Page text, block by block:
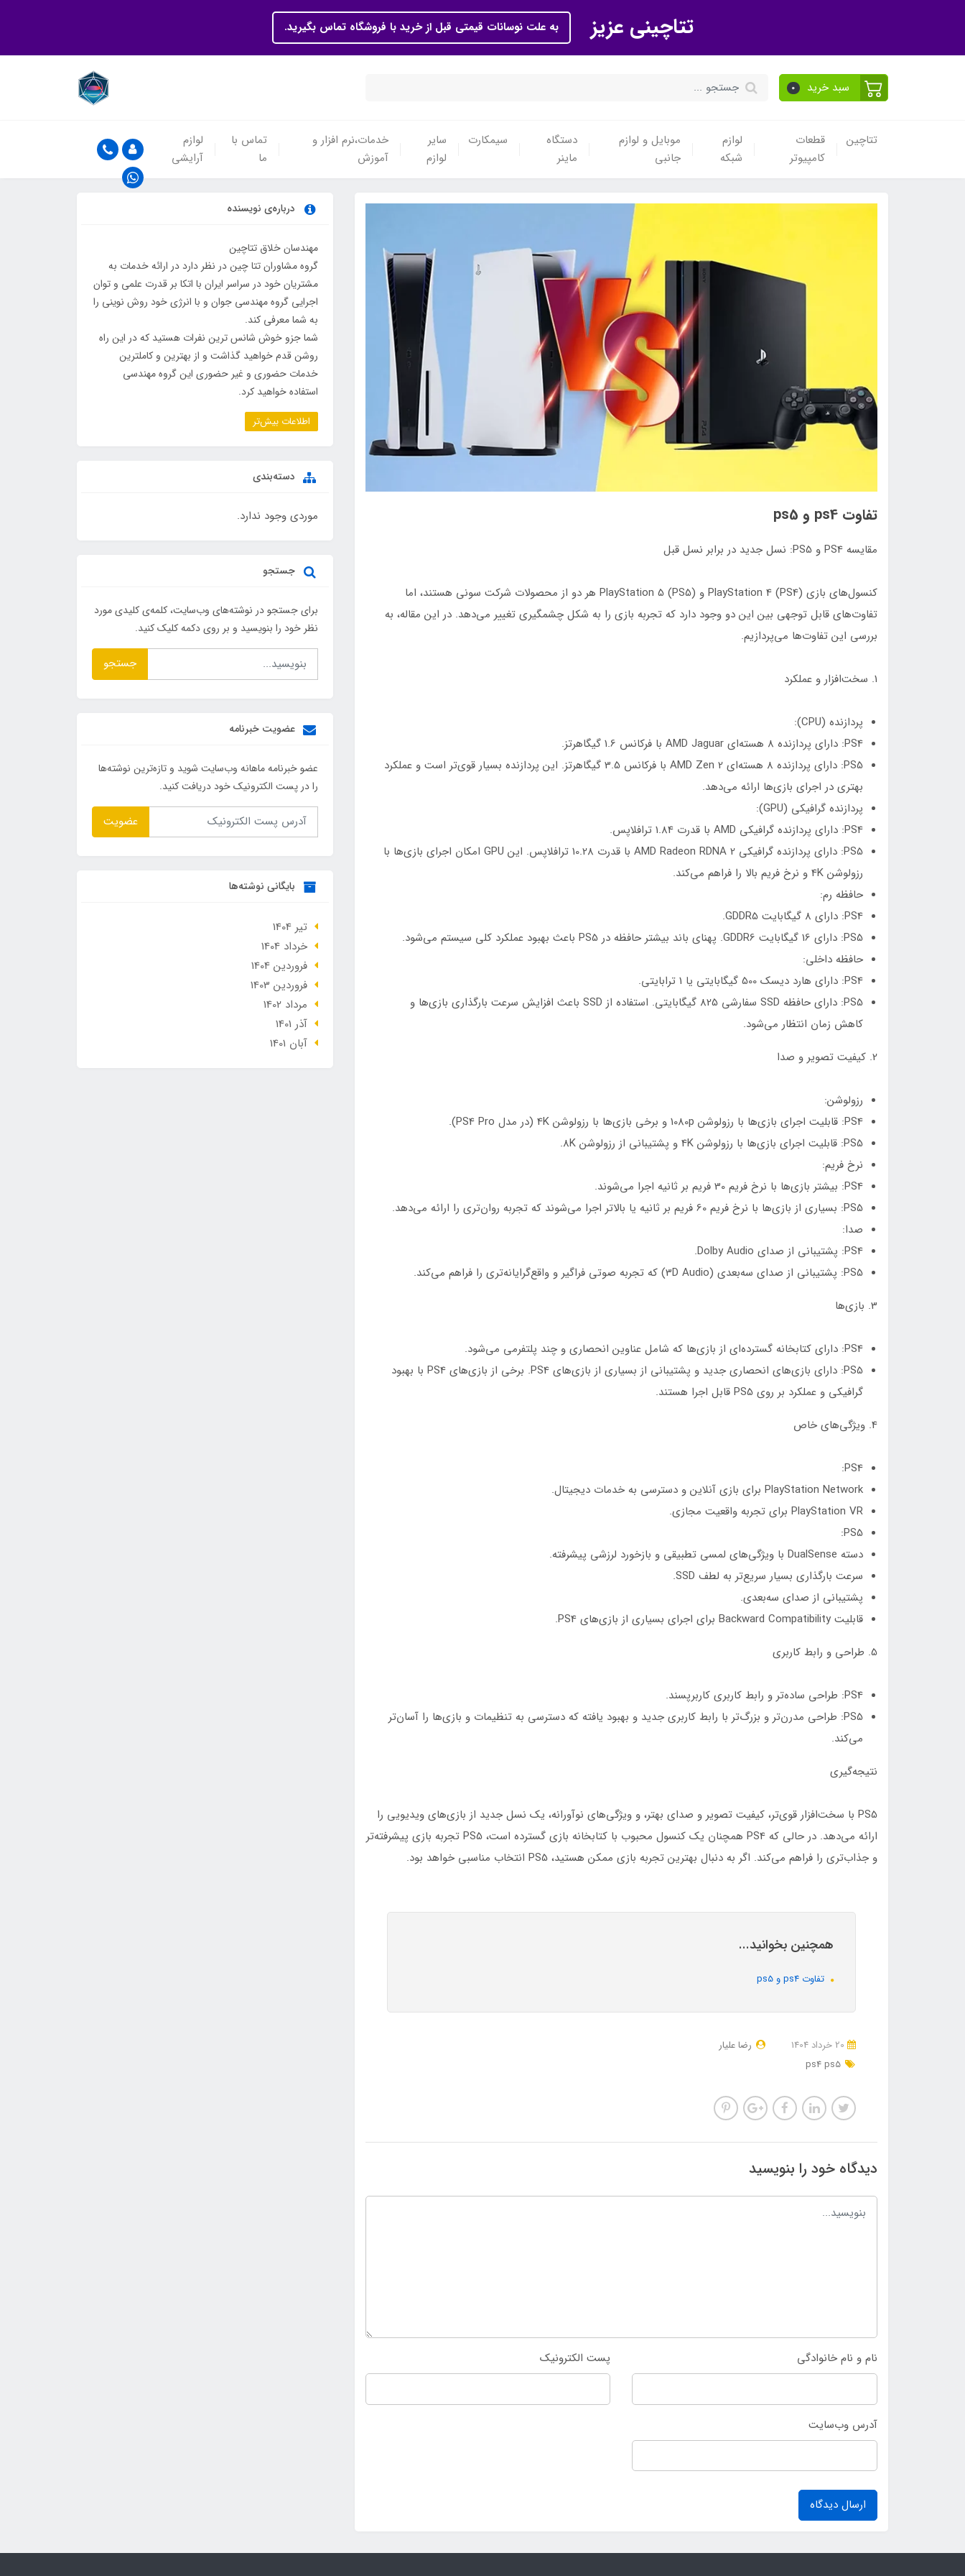
تتاچینی عزیز به علت نوسانات قیمتی قبل از خرید با فروشگاه تماس بگیرید.
سبد خرید 0
تتاچین
قطعات
کامپیوتر
لوازم
شبکه
موبایل و لوازم
جانبی
دستگاه
ماینر
سیمکارت
سایر
لوازم
خدمات،نرم افزار و
آموزش
تماس با
ما
لوازم
آرایشی
تفاوت ps4 و ps5
مقایسه PS4 و PS5: نسل جدید در برابر نسل قبل
کنسول‌های بازی PlayStation 4 (PS4) و PlayStation 5 (PS5) هر دو از محصولات شرکت سونی هستند، اما
تفاوت‌های قابل توجهی بین این دو وجود دارد که تجربه بازی را به شکل چشمگیری تغییر می‌دهد. در این مقاله، به
بررسی این تفاوت‌ها می‌پردازیم.
1. سخت‌افزار و عملکرد
پردازنده (CPU):
PS4: دارای پردازنده 8 هسته‌ای AMD Jaguar با فرکانس 1.6 گیگاهرتز.
PS5: دارای پردازنده 8 هسته‌ای AMD Zen 2 با فرکانس 3.5 گیگاهرتز. این پردازنده بسیار قوی‌تر است و عملکرد
بهتری در اجرای بازی‌ها ارائه می‌دهد.
پردازنده گرافیکی (GPU):
PS4: دارای پردازنده گرافیکی AMD با قدرت 1.84 ترافلاپس.
PS5: دارای پردازنده گرافیکی AMD Radeon RDNA 2 با قدرت 10.28 ترافلاپس. این GPU امکان اجرای بازی‌ها با
رزولوشن 4K و نرخ فریم بالا را فراهم می‌کند.
حافظه رم:
PS4: دارای 8 گیگابایت GDDR5.
PS5: دارای 16 گیگابایت GDDR6. پهنای باند بیشتر حافظه در PS5 باعث بهبود عملکرد کلی سیستم می‌شود.
حافظه داخلی:
PS4: دارای هارد دیسک 500 گیگابایتی یا 1 ترابایتی.
PS5: دارای حافظه SSD سفارشی 825 گیگابایتی. استفاده از SSD باعث افزایش سرعت بارگذاری بازی‌ها و
کاهش زمان انتظار می‌شود.
2. کیفیت تصویر و صدا
رزولوشن:
PS4: قابلیت اجرای بازی‌ها با رزولوشن 1080p و برخی بازی‌ها با رزولوشن 4K (در مدل PS4 Pro).
PS5: قابلیت اجرای بازی‌ها با رزولوشن 4K و پشتیبانی از رزولوشن 8K.
نرخ فریم:
PS4: بیشتر بازی‌ها با نرخ فریم 30 فریم بر ثانیه اجرا می‌شوند.
PS5: بسیاری از بازی‌ها با نرخ فریم 60 فریم بر ثانیه یا بالاتر اجرا می‌شوند که تجربه روان‌تری را ارائه می‌دهد.
صدا:
PS4: پشتیبانی از صدای Dolby Audio.
PS5: پشتیبانی از صدای سه‌بعدی (3D Audio) که تجربه صوتی فراگیر و واقع‌گرایانه‌تری را فراهم می‌کند.
3. بازی‌ها
PS4: دارای کتابخانه گسترده‌ای از بازی‌ها که شامل عناوین انحصاری و چند پلتفرمی می‌شود.
PS5: دارای بازی‌های انحصاری جدید و پشتیبانی از بسیاری از بازی‌های PS4. برخی از بازی‌های PS4 با بهبود
گرافیکی و عملکرد بر روی PS5 قابل اجرا هستند.
4. ویژگی‌های خاص
PS4:
PlayStation Network برای بازی آنلاین و دسترسی به خدمات دیجیتال.
PlayStation VR برای تجربه واقعیت مجازی.
PS5:
دسته DualSense با ویژگی‌های لمسی تطبیقی و بازخورد لرزشی پیشرفته.
سرعت بارگذاری بسیار سریع‌تر به لطف SSD.
پشتیبانی از صدای سه‌بعدی.
قابلیت Backward Compatibility برای اجرای بسیاری از بازی‌های PS4.
5. طراحی و رابط کاربری
PS4: طراحی ساده‌تر و رابط کاربری کاربرپسند.
PS5: طراحی مدرن‌تر و بزرگ‌تر با رابط کاربری جدید و بهبود یافته که دسترسی به تنظیمات و بازی‌ها را آسان‌تر
می‌کند.
نتیجه‌گیری
PS5 با سخت‌افزار قوی‌تر، کیفیت تصویر و صدای بهتر، و ویژگی‌های نوآورانه، یک نسل جدید از بازی‌های ویدیویی را
ارائه می‌دهد. در حالی که PS4 همچنان یک کنسول محبوب با کتابخانه بازی گسترده است، PS5 تجربه بازی پیشرفته‌تر
و جذاب‌تری را فراهم می‌کند. اگر به دنبال بهترین تجربه بازی ممکن هستید، PS5 انتخاب مناسبی خواهد بود.
همچنین بخوانید...
تفاوت ps4 و ps5
رضا علیار
ps4 ps5
دیدگاه خود را بنویسید
نام و نام خانوادگی پست الکترونیک
آدرس وب‌سایت
ارسال دیدگاه
درباره‌ی نویسنده
مهندسان خلاق تتاچین
گروه مشاوران تتا چین در نظر دارد در ارائه خدمات به
مشتریان خود در سراسر ایران با اتکا بر قدرت علمی و توان
اجرایی گروه مهندسی جوان و با انرژی خود روش نوینی را
به شما معرفی کند.
شما جزو خوش شانس ترین نفرات هستید که در این راه
روشن قدم خواهید گذاشت و از بهترین و کاملترین
خدمات حضوری و غیر حضوری این گروه مهندسی
استفاده خواهید کرد.
اطلاعات بیش‌تر
دسته‌بندی
موردی وجود ندارد.
جستجو
برای جستجو در نوشته‌های وب‌سایت، کلمه‌ی کلیدی مورد
نظر خود را بنویسید و بر روی دکمه کلیک کنید.
جستجو
عضویت خبرنامه
عضو خبرنامه ماهانه وب‌سایت شوید و تازه‌ترین نوشته‌ها
را در پست الکترونیک خود دریافت کنید.
عضویت
بایگانی نوشته‌ها
تير 1404
خرداد 1404
فروردین 1404
فروردین 1403
مرداد 1402
آذر 1401
آبان 1401